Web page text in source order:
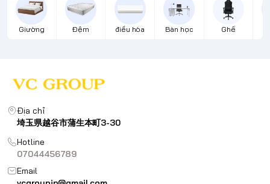
Giường Đệm điều hòa Bàn học Ghế
Địa chỉ
埼玉県越谷市蒲生本町3-30
Hotline
07044456789
Email